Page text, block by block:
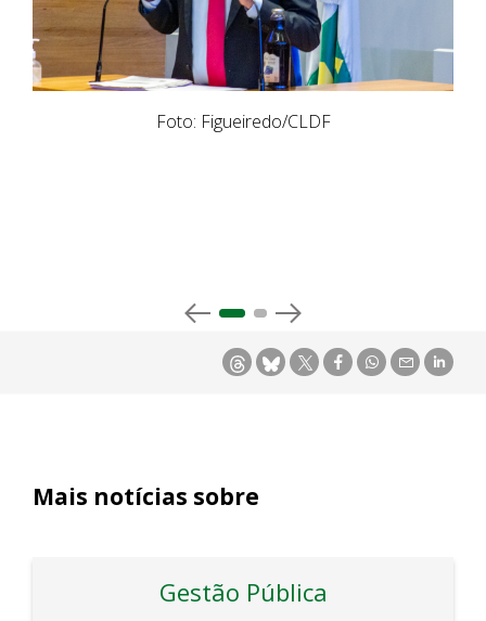
Foto: Figueiredo/CLDF
Mais notícias sobre
Gestão Pública